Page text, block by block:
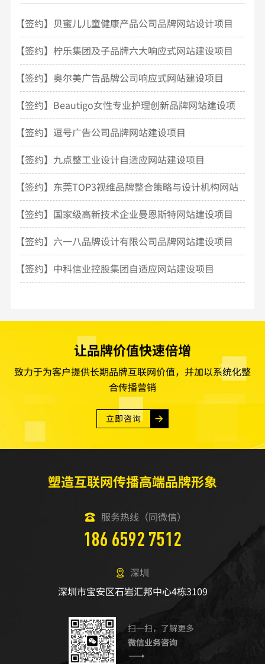
【签约】贝蜜儿儿童健康产品公司品牌网站设计项目
开发
【签约】柠乐集团及子品牌六大响应式网站建设项目
【签约】奥尔美广告品牌公司响应式网站建设项目
【签约】Beautigo女性专业护理创新品牌网站建设项
目
【签约】逗号广告公司品牌网站建设项目
【签约】九点整工业设计自适应网站建设项目
【签约】东莞TOP3视维品牌整合策略与设计机构网站
建设
【签约】国家级高新技术企业曼恩斯特网站建设项目
【签约】六一八品牌设计有限公司品牌网站建设项目
【签约】中科信业控股集团自适应网站建设项目
让品牌价值快速倍增
致力于为客户提供长期品牌互联网价值，并加以系统化整
合传播营销
立即咨询
塑造互联网传播高端品牌形象
服务热线（同微信）
186 6592 7512
深圳
深圳市宝安区石岩汇邦中心4栋3109
扫一扫，了解更多
微信业务咨询